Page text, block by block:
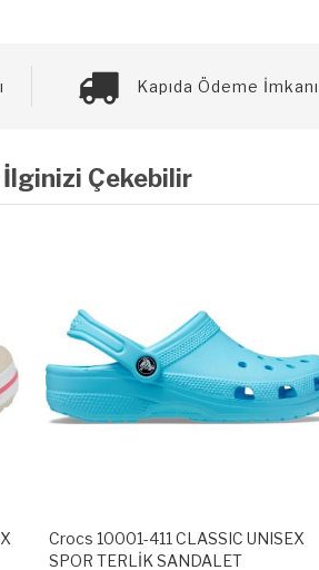
Kapıda Ödeme İmkanı
İlginizi Çekebilir
Crocs 10001-411 CLASSIC UNISEX
SPOR TERLİK SANDALET